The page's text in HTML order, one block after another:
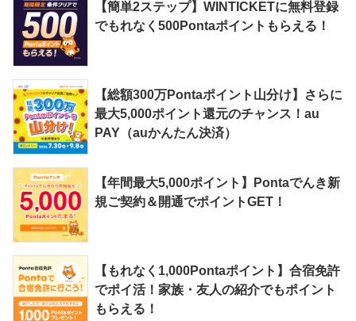
【簡単2ステップ】WINTICKETに無料登録
でもれなく500Pontaポイントもらえる！
【総額300万Pontaポイント山分け】さらに
最大5,000ポイント還元のチャンス！au
PAY（auかんたん決済）
【年間最大5,000ポイント】Pontaでんき新
規ご契約＆開通でポイントGET！
【もれなく1,000Pontaポイント】合宿免許
でポイ活！家族・友人の紹介でもポイント
もらえる！